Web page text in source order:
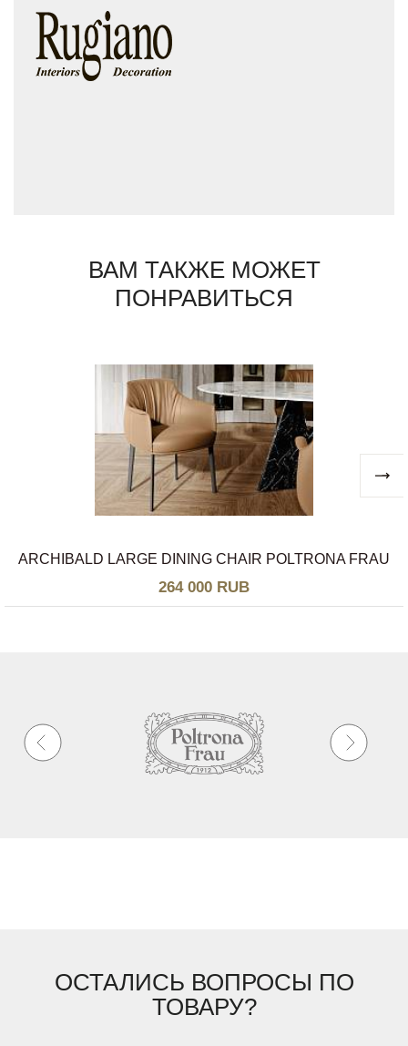
девяностых годов фабрика Rugiano
выпускала предметы мебели из металла,
стали, железа и бронзы, начиная с 2000
года, Rugiano значительно расширяет свои
коллекции и внедряет в них кожаные
ВАМ ТАКЖЕ МОЖЕТ
ПОНРАВИТЬСЯ
ARCHIBALD LARGE DINING CHAIR POLTRONA FRAU
264 000 RUB
ОСТАЛИСЬ ВОПРОСЫ ПО
ТОВАРУ?